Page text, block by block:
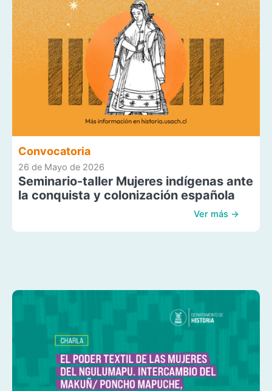
Convocatoria
26 de Mayo de 2026
Seminario-taller Mujeres indígenas ante
la conquista y colonización española
Ver más →